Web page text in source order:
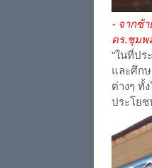
- จากซ้
ดร.ชุมพ
“ในที่ป
และศึก
ต่างๆ ทั้
ประโย